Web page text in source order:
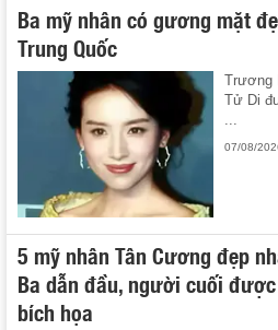
Ba mỹ nhân có gương mặt
Trung Quốc
Trương
Tử Di
07/08/
5 mỹ nhân Tân Cương đẹp
Ba dẫn đầu, người cuối
bích họa